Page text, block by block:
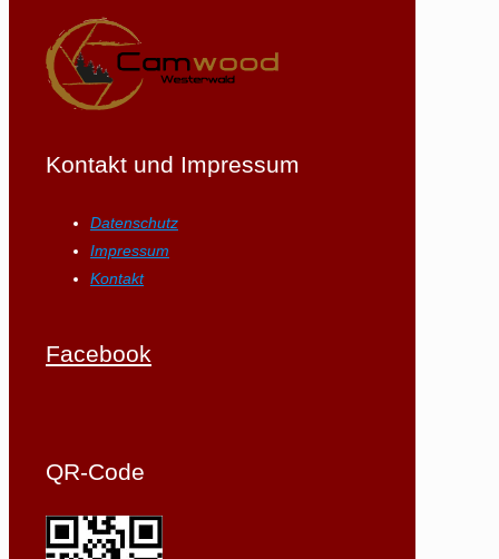
Kontakt und Impressum
Datenschutz
Impressum
Kontakt
Facebook
QR-Code